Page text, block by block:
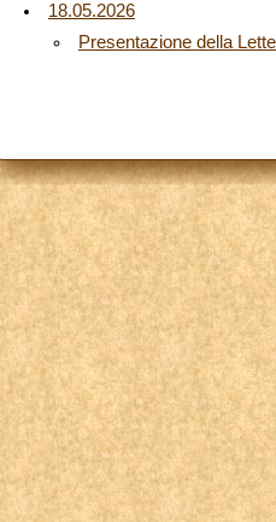
18.05.2026
Presentazione della